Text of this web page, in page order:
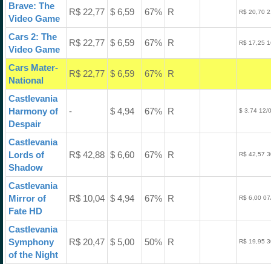
Brave: The
Video Game
R$ 22,77 $ 6,59 67% R R$ 20,70
Cars 2: The
Video Game
R$ 22,77 $ 6,59 67% R R$ 17,25
Cars Mater-
National
R$ 22,77 $ 6,59 67% R
Castlevania
Harmony of
Despair
- $ 4,94 67% R $ 3,74 12/
Castlevania
Lords of
Shadow
R$ 42,88 $ 6,60 67% R R$ 42,57
Castlevania
Mirror of
Fate HD
R$ 10,04 $ 4,94 67% R R$ 6,00
Castlevania
Symphony
of the Night
R$ 20,47 $ 5,00 50% R R$ 19,95